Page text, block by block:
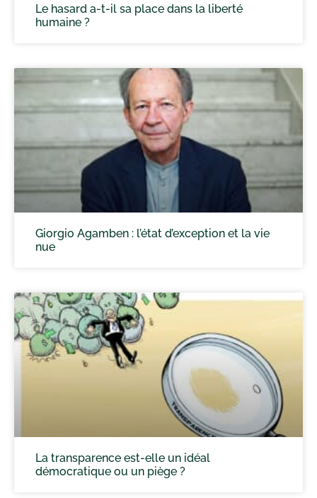
Le hasard a-t-il sa place dans la liberté
humaine ?
Giorgio Agamben : l’état d’exception et la vie
nue
La transparence est-elle un idéal
démocratique ou un piège ?